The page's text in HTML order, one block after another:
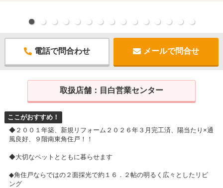
電話で問合わせ メールで問合せ
取扱店舗： 目白営業センター
ここがおすすめ！
◆２００１年築、新規リフォーム２０２６年３月完工済、陽当たり×通
風良好、９階南東角住戸！！
◆大切なペットとともに暮らせます
◆角住戸ならではの２面採光で約１６．２帖の明るく広々としたリビ
ング